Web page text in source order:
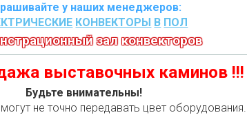
у наших менеджеров:
КОНВЕКТОРЫ В ПОЛ
зал конвекторов
выставочных каминов !!!
Будьте внимательны!
не точно передавать цвет оборудования.